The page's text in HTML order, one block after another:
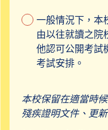
一般情況下，本
由以往就讀之院
他認可公開考試
考試安排。
本校保留在適當時
殘疾證明文件、更